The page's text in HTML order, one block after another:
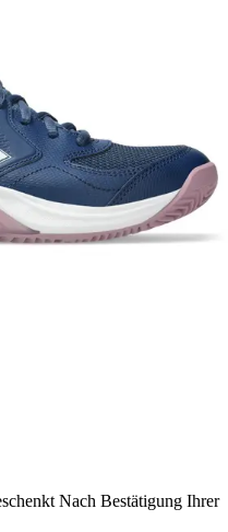
Nach Bestätigung Ihrer